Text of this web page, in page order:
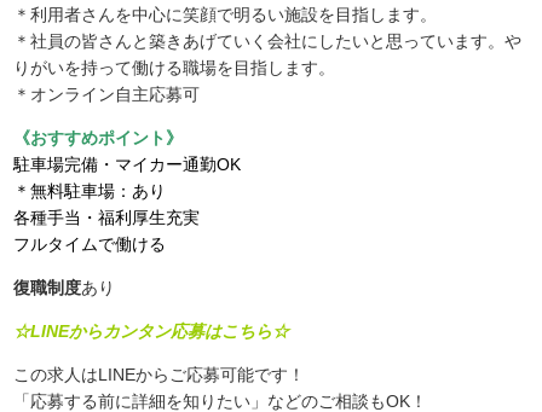
＊利用者さんを中心に笑顔で明るい施設を目指します。
＊社員の皆さんと築きあげていく会社にしたいと思っています。や
りがいを持って働ける職場を目指します。
＊オンライン自主応募可
《おすすめポイント》
駐車場完備・マイカー通勤OK
＊無料駐車場：あり
各種手当・福利厚生充実
フルタイムで働ける
復職制度あり
☆LINEからカンタン応募はこちら☆
この求人はLINEからご応募可能です！
「応募する前に詳細を知りたい」などのご相談もOK！